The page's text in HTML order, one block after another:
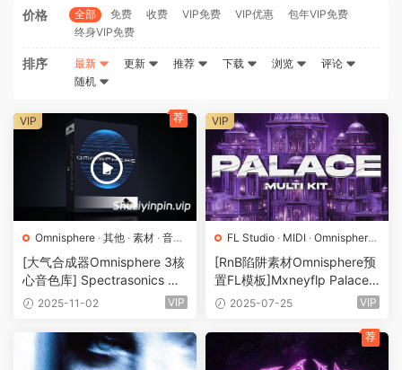
价格 全部 免费 收费 VIP免费 VIP优惠
包年VIP免费
终身VIP免费
排序 最新 更新 推荐 下载 浏览
评论
随机
Omnisphere · 其他 · 素材 · 音源
预置
[大气合成器Omnisphere 3核
心音色库] Spectrasonics O
mnisphere 3 STEAM Core Li
2025-11-02 VIP
VIP 荐
FL Studio · MIDI · Omnisphere·
R&B ·Trap · 工程 素材 · 采样·
预置
[RnB陷阱素材Omnisphere预
置FL模板]Mxneyflp Palace
(Multi Kit) [WAV, MiDi]（3.01
2025-07-25 VIP
VIP
荐